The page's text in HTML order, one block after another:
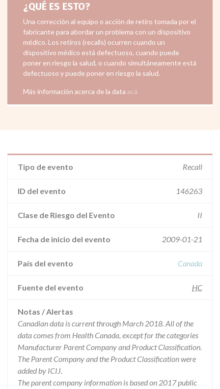
¿QUÉ ES ESTO?
Una corrección al equipo o acción de retiro tomada por el
fabricante para abordar un problema con un dispositivo
médico. Los retiros (recalls) ocurren cuando un
dispositivo médico está defectuoso, cuando puede
poner en riesgo la salud, o cuando simultáneamente está
defectuoso y puede poner en riesgo la salud.
Más información acerca de la data acá
Tipo de evento Recall
ID del evento 146263
Clase de Riesgo del Evento II
Fecha de inicio del evento 2009-01-21
País del evento Canada
Fuente del evento HC
Notas / Alertas
Canadian data is current through March 2018. All of the
data comes from Health Canada, except for the categories
Manufacturer Parent Company and Product Classification.
The Parent Company and the Product Classification were
added by ICIJ.
The parent company information is based on 2017 public